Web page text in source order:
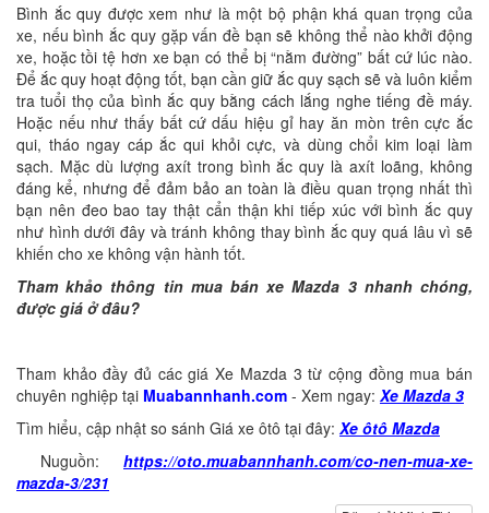
Bình ắc quy được xem như là một bộ phận khá quan trọng của
xe, nếu bình ắc quy gặp vấn đề bạn sẽ không thể nào khởi động
xe, hoặc tồi tệ hơn xe bạn có thể bị “nằm đường” bất cứ lúc nào.
Để ắc quy hoạt động tốt, bạn cần giữ ắc quy sạch sẽ và luôn kiểm
tra tuổi thọ của bình ắc quy bằng cách lắng nghe tiếng đề máy.
Hoặc nếu như thấy bất cứ dấu hiệu gỉ hay ăn mòn trên cực ắc
qui, tháo ngay cáp ắc qui khỏi cực, và dùng chổi kim loại làm
sạch. Mặc dù lượng axít trong bình ắc quy là axít loãng, không
đáng kể, nhưng để đảm bảo an toàn là điều quan trọng nhất thì
bạn nên đeo bao tay thật cẩn thận khi tiếp xúc với bình ắc quy
như hình dưới đây và tránh không thay bình ắc quy quá lâu vì sẽ
khiến cho xe không vận hành tốt.
Tham khảo thông tin mua bán xe Mazda 3 nhanh chóng,
được giá ở đâu?
Tham khảo đầy đủ các giá Xe Mazda 3 từ cộng đồng mua bán
chuyên nghiệp tại Muabannhanh.com - Xem ngay: Xe Mazda 3
Tìm hiểu, cập nhật so sánh Giá xe ôtô tại đây: Xe ôtô Mazda
Nuguồn: https://oto.muabannhanh.com/co-nen-mua-xe-
mazda-3/231